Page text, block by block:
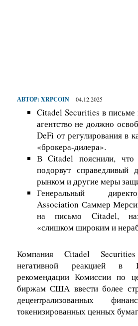
АВТОР: XRPCOIN 04.12.2025
Citadel Securities в письме
агентство не должно
DeFi от регулирования в
«брокера-дилера».
В Citadel пояснили, что
подорвут справедливый
рынком и другие меры
Генеральный
Association Саммер
на письмо Citadel,
«слишком широким и
Компания Citadel
негативной реакцией в
рекомендации Комиссии по
биржам США ввести более
децентрализованных
токенизированных ценных